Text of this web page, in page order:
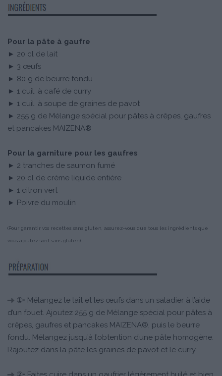
Pour la pâte à gaufre
► 20 cl de lait
► 3 œufs
► 80 g de beurre fondu
► 1 cuil. à café de curry
► 1 cuil. à soupe de graines de pavot
► 255 g de Mélange spécial pour pâtes à crêpes, gaufres
et pancakes MAIZENA®
Pour la garniture pour les gaufres
► 2 tranches de saumon fumé
► 20 cl de crème liquide entière
► 1 citron vert
► Poivre du moulin
(Pour garantir vos recettes sans gluten, assurez-vous que tous les ingrédients que
vous ajoutez sont sans gluten).
①• Mélangez le lait et les œufs dans un saladier à l’aide
d’un fouet. Ajoutez 255 g de Mélange spécial pour pâtes à
crêpes, gaufres et pancakes MAIZENA®, puis le beurre
fondu. Mélangez jusqu’à l’obtention d’une pâte homogène.
Rajoutez dans la pâte les graines de pavot et le curry.